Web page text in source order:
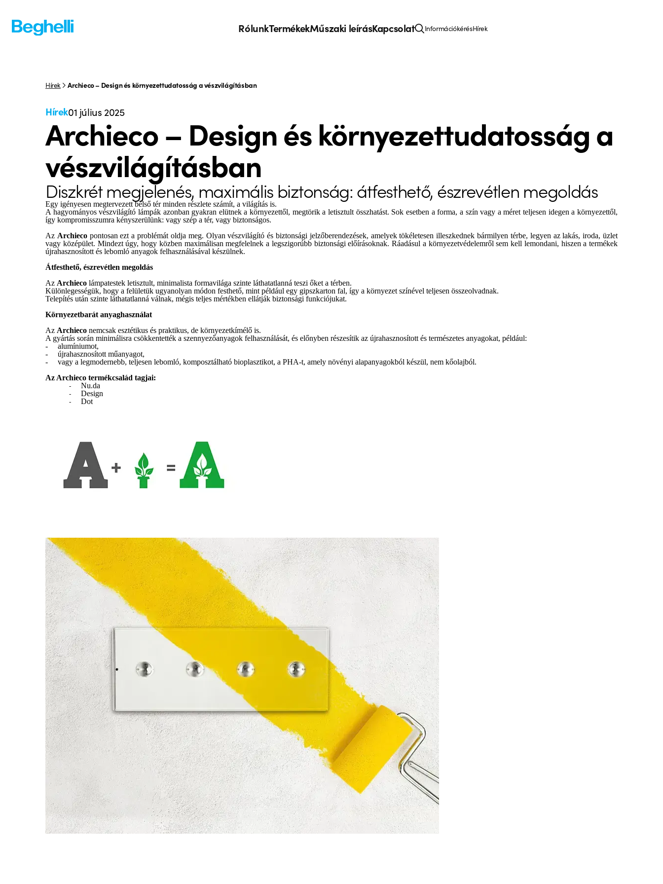
RólunkTermékekMűszaki leírásKapcsolat InformációkérésHírek
Hírek Archieco – Design és környezettudatosság a vészvilágításban
Hírek01 július 2025
Archieco – Design és környezettudatosság a
vészvilágításban
Diszkrét megjelenés, maximális biztonság: átfesthető, észrevétlen megoldás
Egy igényesen megtervezett belső tér minden részlete számít, a világítás is.
A hagyományos vészvilágító lámpák azonban gyakran elütnek a környezettől, megtörik a letisztult összhatást. Sok esetben a forma, a szín vagy a méret teljesen idegen a környezettől,
így kompromisszumra kényszerülünk: vagy szép a tér, vagy biztonságos.
Az Archiecopontosan ezt a problémát oldja meg. Olyan vészvilágító és biztonsági jelzőberendezések, amelyek tökéletesen illeszkednek bármilyen térbe, legyen az lakás, iroda, üzlet
vagy középület. Mindezt úgy, hogy közben maximálisan megfelelnek a legszigorúbb biztonsági előírásoknak. Ráadásul a környezetvédelemről sem kell lemondani, hiszen a termékek
újrahasznosított és lebomló anyagok felhasználásával készülnek.
Átfesthető, észrevétlen megoldás
Az Archieco lámpatestek letisztult, minimalista formavilága szinte láthatatlanná teszi őket a térben.
Különlegességük, hogy a felületük ugyanolyan módon festhető, mint például egy gipszkarton fal, így a környezet színével teljesen összeolvadnak.
Telepítés után szinte láthatatlanná válnak, mégis teljes mértékben ellátják biztonsági funkciójukat.
Környezetbarát anyaghasználat
Az Archieco nemcsak esztétikus és praktikus, de környezetkímélő is.
A gyártás során minimálisra csökkentették a szennyezőanyagok felhasználását, és előnyben részesítik az újrahasznosított és természetes anyagokat, például:
-
alumíniumot,
-
újrahasznosított műanyagot,
-
vagy a legmodernebb, teljesen lebomló, komposztálható bioplasztikot, a PHA-t, amely növényi alapanyagokból készül, nem kőolajból.
Az Archieco termékcsalád tagjai:
- Nu.da
- Design
- Dot